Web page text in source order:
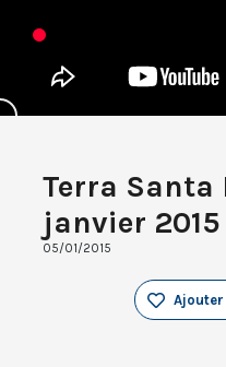
Terra Santa
janvier 2015
05/01/2015